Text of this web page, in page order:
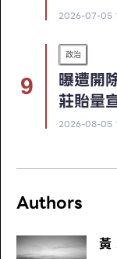
2026-07-05
政治
曝遭開
莊貽量
2026-08-05
Authors
黃